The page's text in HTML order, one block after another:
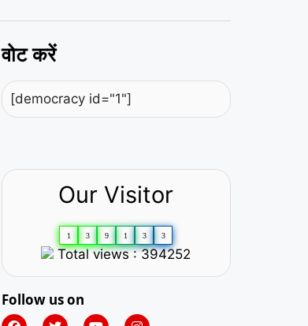
वोट करें
[democracy id="1"]
Our Visitor
1 3 9 1 3 3
Total views : 394252
Follow us on